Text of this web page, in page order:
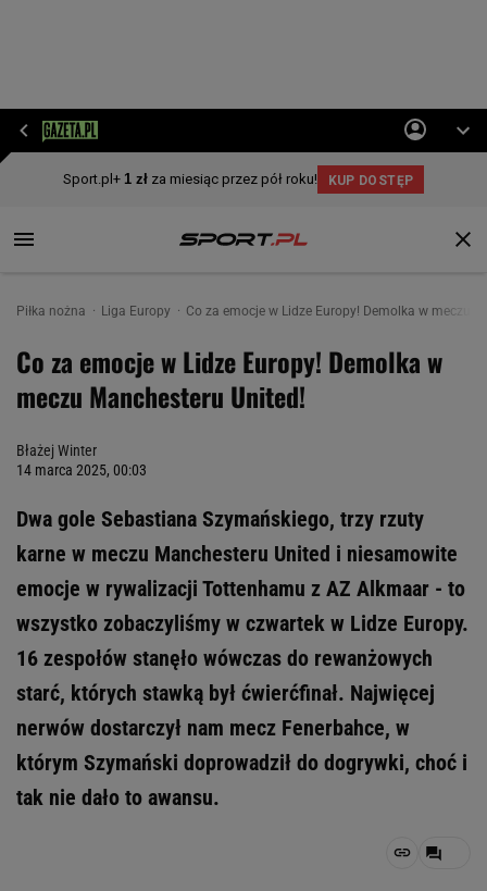
Piłka nożna Liga Europy Co za emocje w Lidze Europy! Demolka w meczu
Co za emocje w Lidze Europy! Demolka w
meczu Manchesteru United!
Błażej Winter
14 marca 2025, 00:03
Dwa gole Sebastiana Szymańskiego, trzy rzuty
karne w meczu Manchesteru United i niesamowite
emocje w rywalizacji Tottenhamu z AZ Alkmaar - to
wszystko zobaczyliśmy w czwartek w Lidze Europy.
16 zespołów stanęło wówczas do rewanżowych
starć, których stawką był ćwierćfinał. Najwięcej
nerwów dostarczył nam mecz Fenerbahce, w
którym Szymański doprowadził do dogrywki, choć i
tak nie dało to awansu.